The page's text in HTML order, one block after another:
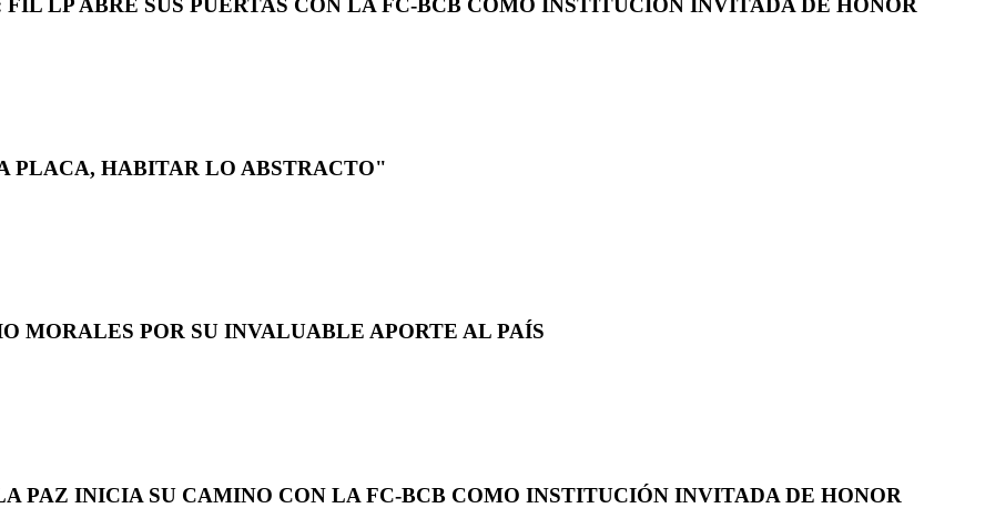
PLACA, HABITAR LO ABSTRACTO"
MORALES POR SU INVALUABLE APORTE AL PAÍS
PAZ INICIA SU CAMINO CON LA FC-BCB COMO INSTITUCIÓN INVITADA DE HONOR